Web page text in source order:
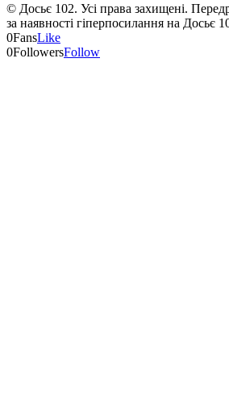
© Досьє 102. Усі права захищені.
за наявності гіперпосилання на Досьє
0FansLike
0FollowersFollow